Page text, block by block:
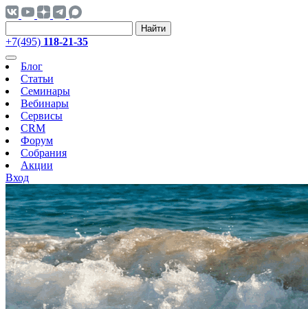
Найти
+7(495) 118-21-35
Блог
Статьи
Семинары
Вебинары
Сервисы
CRM
Форум
Собрания
Акции
Вход